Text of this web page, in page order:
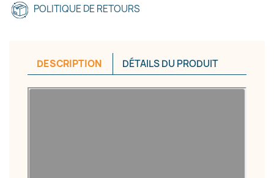
POLITIQUE DE RETOURS
DESCRIPTION DÉTAILS DU PRODUIT